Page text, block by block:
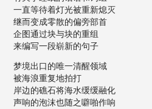
一直等待着灯光被重新熄灭
继而变成零散的偏旁部首
企图通过块与块的重组
来编写一段崭新的句子
梦境出口的唯一清醒领域
被海浪重复地拍打
岸边的礁石将海水缓缓融化
声响的泡沫也随之噼啪作响